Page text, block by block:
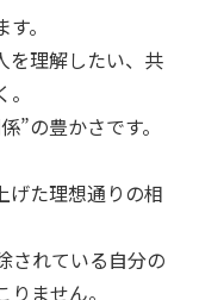
。
を理解したい、共
”の豊かさです。
げた理想通りの相
されている自分の
ません。